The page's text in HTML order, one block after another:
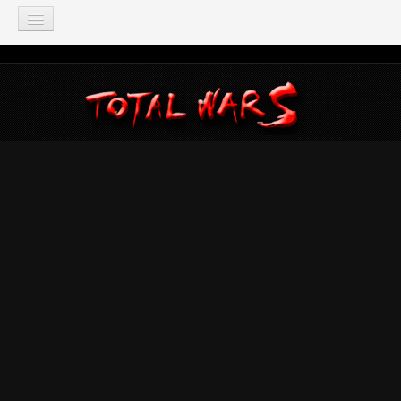
TOTAL WAR
Total War: Three Kingdoms
Total War: Warhammer